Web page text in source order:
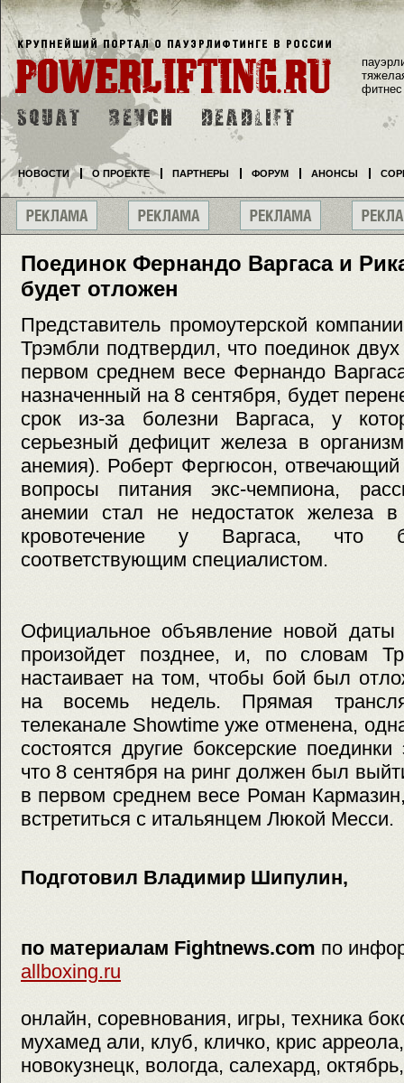
Поединок Фернандо Варгаса и
будет отложен
Представитель промоутерской
Трэмбли подтвердил, что поединок
первом среднем весе Фернандо
назначенный на 8 сентября, будет
срок из-за болезни Варгаса, у
серьезный дефицит железа в
анемия). Роберт Фергюсон,
вопросы питания экс-чемпиона,
анемии стал не недостаток железа
кровотечение у Варгаса, что
соответствующим специалистом.
Официальное объявление новой даты
произойдет позднее, и, по словам
настаивает на том, чтобы бой был
на восемь недель. Прямая
телеканале Showtime уже отменена,
состоятся другие боксерские
что 8 сентября на ринг должен был
в первом среднем весе Роман
встретиться с итальянцем Люкой Месси.
Подготовил Владимир Шипулин,
по материалам Fightnews.com по
allboxing.ru
онлайн, соревнования, игры, техника
мухамед али, клуб, кличко, крис
новокузнецк, вологда, салехард,
фитнес
НОВОСТИ О ПРОЕКТЕ ПАРТНЕРЫ ФОРУМ АНОНСЫ